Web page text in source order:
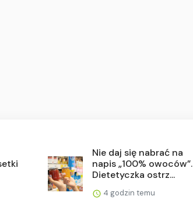
Nie daj się nabrać na
napis „100% owoców”.
Dietetyczka ostrz...
4 godzin temu